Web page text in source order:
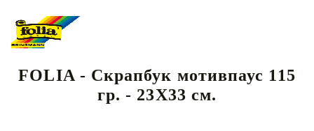
FOLIA - Скрапбук мотивпаус 115
гр. - 23Х33 см.